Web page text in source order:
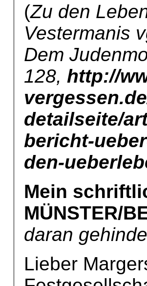
(Zu den
Vestermanis
Dem
128, http://
detailseite/
bericht-
den-
Mein
MÜNSTER/
daran
Lieber